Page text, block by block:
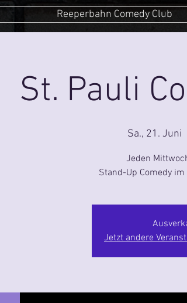
Reeperbahn Comedy Club
St. Pauli
Sa., 21. Juni
Jeden
Stand-Up Comedy
Jetzt andere